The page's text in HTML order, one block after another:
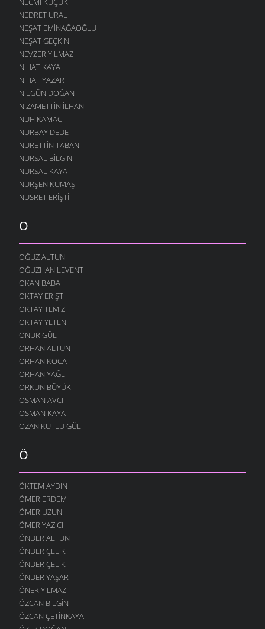
NEDRET URAL
NEŞAT EMINAĞAOĞLU
NEŞAT GEÇKIN
NEVZER YILMAZ
NIHAT KAYA
NIHAT YAZAR
NILGÜN DOĞAN
NIZAMETTIN İLHAN
NUH KAMACI
NURBAY DEDE
NURETTIN TABAN
NURSAL BILGIN
NURSAL KAYA
NURŞEN KUMAŞ
NUSRET ERIŞTI
O
OĞUZ ALTUN
OĞUZHAN LEVENT
OKAN BABA
OKTAY ERIŞTI
OKTAY TEMIZ
OKTAY YETEN
ONUR GÜL
ORHAN ALTUN
ORHAN KOCA
ORHAN YAĞLI
ORKUN BÜYÜK
OSMAN AVCI
OSMAN KAYA
OZAN KUTLU GÜL
Ö
ÖKTEM AYDIN
ÖMER ERDEM
ÖMER UZUN
ÖMER YAZICI
ÖNDER ALTUN
ÖNDER ÇELIK
ÖNDER ÇELIK
ÖNDER YAŞAR
ÖNER YILMAZ
ÖZCAN BILGIN
ÖZCAN ÇETINKAYA